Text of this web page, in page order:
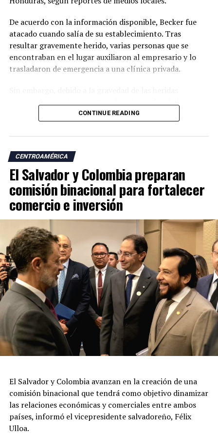
De acuerdo con la información disponible, Becker fue
atacado cuando salía de su establecimiento. Tras
resultar gravemente herido, varias personas que se
encontraban en el lugar auxiliaron al empresario y lo
trasladaron de emergencia a una clínica privada.
poco después, según informaron las autoridades.
Hasta el momento, no se ha establecido oficialmente el
posibles responsables. El hecho ha generado
preocupación entre comerciantes y empresarios de la
zona, de acuerdo con la prensa hondureña.
Becker Menardi era propietario de un autolote y estaba
publicada por el medio hondureño Proceso Digital. En
sus redes sociales también compartía aspectos de su
vida familiar y se conocía que era padre de dos niñas.
Mientras las autoridades continúan con las
investigaciones, en redes sociales circula un video que
muestra el momento en que varias personas ayudan a
trasladar al empresario hacia una clínica privada
después del ataque.
Las autoridades hondureñas aún no han informado
públicamente sobre avances en la investigación ni sobre
CONTINUE READING
CENTROAMÉRICA
El Salvador y Colombia preparan
comisión binacional para fortalecer
comercio e inversión
El Salvador y Colombia avanzan en la creación de una
comisión binacional que tendrá como objetivo dinamizar
las relaciones económicas y comerciales entre ambos
países, informó el vicepresidente salvadoreño, Félix
Ulloa.